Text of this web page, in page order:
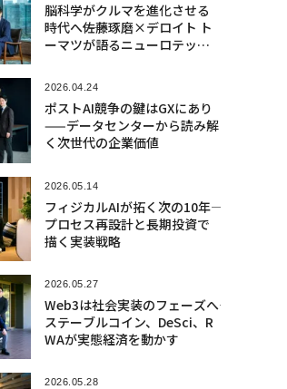
脳科学がクルマを進化させる
時代へ――佐藤琢磨×デロイト ト
ーマツが語るニューロテック
2026.04.24
ポストAI競争の鍵はGXにあり
——データセンターから読み解
く次世代の企業価値
2026.05.14
フィジカルAIが拓く次の10年――
プロセス再設計と長期投資で
描く実装戦略
2026.05.27
Web3は社会実装のフェーズへ――
ステーブルコイン、DeSci、R
WAが実態経済を動かす
2026.05.28